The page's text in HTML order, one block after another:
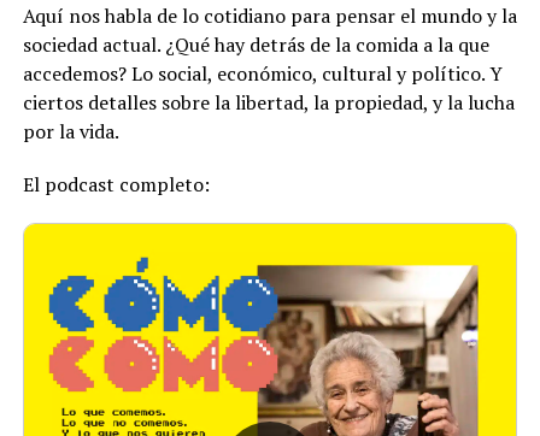
Aquí nos habla de lo cotidiano para pensar el mundo y la
sociedad actual. ¿Qué hay detrás de la comida a la que
accedemos? Lo social, económico, cultural y político. Y
ciertos detalles sobre la libertad, la propiedad, y la lucha
por la vida.
El podcast completo: